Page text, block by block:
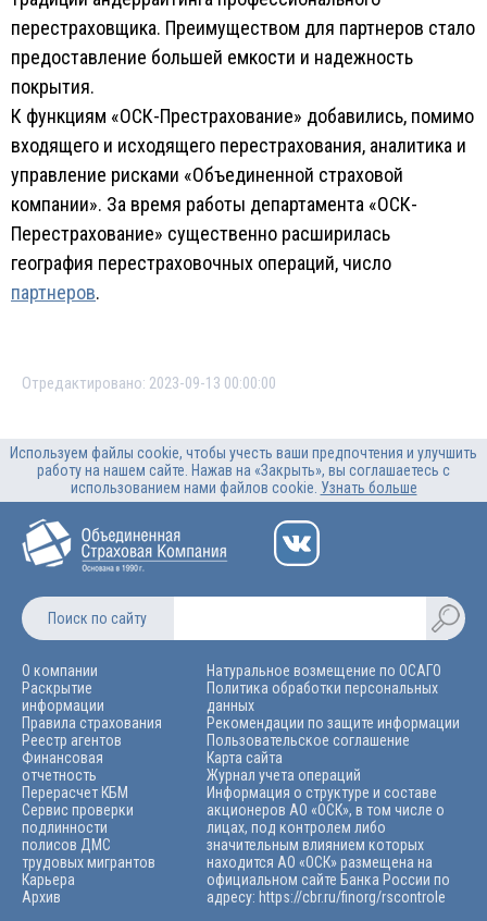
перестраховщика. Преимуществом для партнеров стало
предоставление большей емкости и надежность
покрытия.
К функциям «ОСК-Престрахование» добавились, помимо
входящего и исходящего перестрахования, аналитика и
управление рисками «Объединенной страховой
компании». За время работы департамента «ОСК-
Перестрахование» существенно расширилась
география перестраховочных операций, число
партнеров.
Отредактировано: 2023-09-13 00:00:00
Используем файлы cookie, чтобы учесть ваши предпочтения и улучшить
работу на нашем сайте. Нажав на «Закрыть», вы соглашаетесь с
использованием нами файлов cookie. Узнать больше
Поиск по сайту
О компании
Раскрытие
информации
Правила страхования
Реестр агентов
Финансовая
отчетность
Перерасчет КБМ
Сервис проверки
подлинности
полисов ДМС
трудовых мигрантов
Карьера
Архив
Натуральное возмещение по ОСАГО
Политика обработки персональных
данных
Рекомендации по защите информации
Пользовательское соглашение
Карта сайта
Журнал учета операций
Информация о структуре и составе
акционеров АО «ОСК», в том числе о
лицах, под контролем либо
значительным влиянием которых
находится АО «ОСК» размещена на
официальном сайте Банка России по
адресу: https://cbr.ru/finorg/rscontrolе